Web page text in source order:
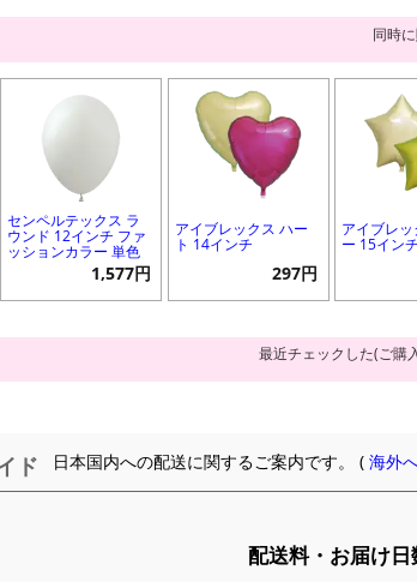
同時
センペルテックス ラ
ウンド 12インチ ファ
ッションカラー 単色
1,577円
アイブレックス ハー
ト 14インチ
297円
アイブレッ
ー 15インチ
最近チェックした(ご購
ド 日本国内への配送に関するご案内です。 (海外
配送料・お届け日